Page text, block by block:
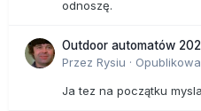
odnoszę.
Outdoor automatów
Przez Rysiu ·
Ja tez na początku